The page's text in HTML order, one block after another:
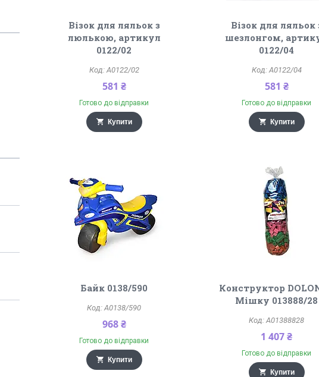
Візок для ляльок з
люлькою, артикул
0122/02
A0122/02
581 ₴
Готово до відправки
Купити
Візок для ляльок
шезлонгом,
0122/04
A0122/04
581 ₴
Готово до відправки
Купити
Байк 0138/590
A0138/590
968 ₴
Готово до відправки
Купити
Конструктор
Мішку 013888/28
A01388828
1 407 ₴
Готово до відправки
Купити